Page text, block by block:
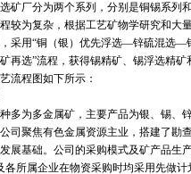
矿厂分为两个系列，分别是铜锡系列和
为复杂，根据工艺矿物学研究和大
采用“铜（银）优先浮选—锌硫混选—
再选”流程，获得锡精矿、锡浮选精矿
程图如下所示：
为多金属矿，主要产品为银、锡、
司聚焦有色金属资源主业，搭建了勘
展基础。公司的采购模式及矿产品生
属企业在物资采购时均采用先做计